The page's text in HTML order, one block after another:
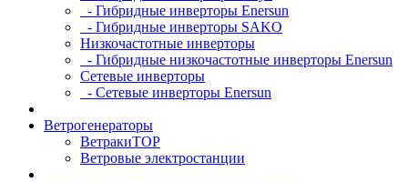
- Гибридные инверторы Enersun
- Гибридные инверторы SAKO
Низкочастотные инверторы
- Гибридные низкочастотные инверторы Enersun
Сетевые инверторы
- Сетевые инверторы Enersun
Ветрогенераторы
ВетракиTOP
Ветровые электростанции